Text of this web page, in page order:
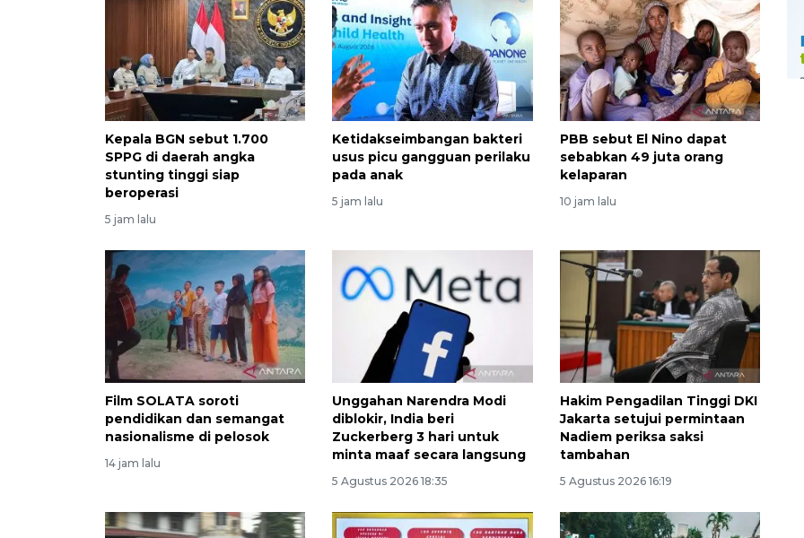
Kepala BGN sebut 1.700
SPPG di daerah angka
stunting tinggi siap
beroperasi
5 jam lalu
Ketidakseimbangan bakteri
usus picu gangguan perilaku
pada anak
5 jam lalu
PBB sebut El Nino dapat
sebabkan 49 juta orang
kelaparan
10 jam lalu
Film SOLATA soroti
pendidikan dan semangat
nasionalisme di pelosok
14 jam lalu
Unggahan Narendra Modi
diblokir, India beri
Zuckerberg 3 hari untuk
minta maaf secara langsung
5 Agustus 2026 18:35
Hakim Pengadilan Tinggi DKI
Jakarta setujui permintaan
Nadiem periksa saksi
tambahan
5 Agustus 2026 16:19
Memberantas kejahatan
jalanan Jakarta